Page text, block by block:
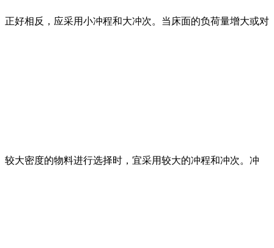
正好相反，应采用小冲程和大冲次。当床面的负荷量增大或对
较大密度的物料进行选择时，宜采用较大的冲程和冲次。冲